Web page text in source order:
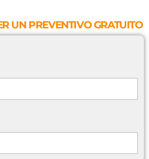
UN PREVENTIVO GRATUITO